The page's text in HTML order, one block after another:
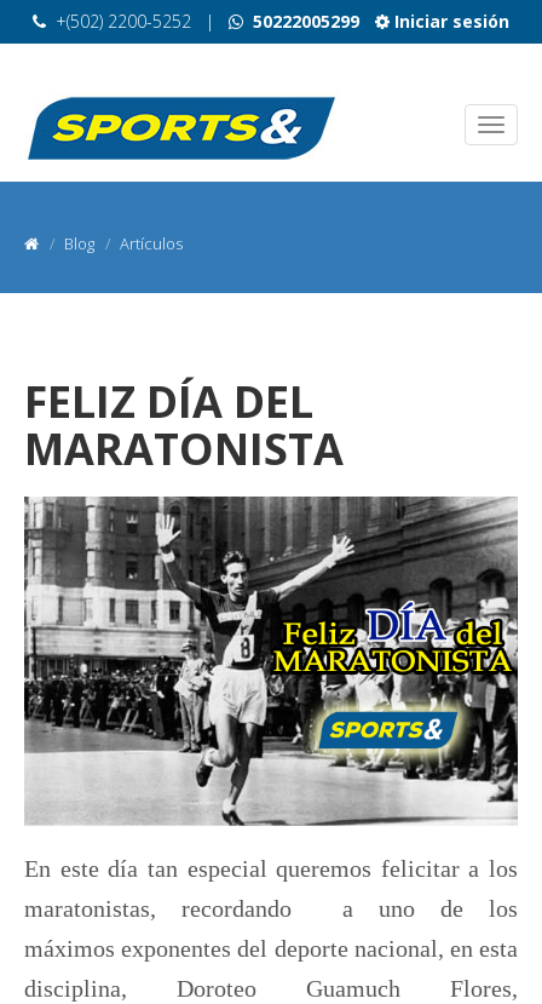
Iniciar sesión
+(502) 2200-5252 | 50222005299
Blog Artículos
FELIZ DÍA DEL
MARATONISTA
En este día tan especial queremos felicitar a los
maratonistas, recordando a uno de los
máximos exponentes del deporte nacional, en esta
disciplina, Doroteo Guamuch Flores,